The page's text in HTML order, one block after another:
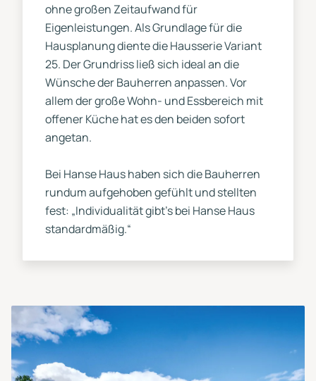
ohne großen Zeitaufwand für
Eigenleistungen. Als Grundlage für die
Hausplanung diente die Hausserie Variant
25. Der Grundriss ließ sich ideal an die
Wünsche der Bauherren anpassen. Vor
allem der große Wohn- und Essbereich mit
offener Küche hat es den beiden sofort
angetan.
Bei Hanse Haus haben sich die Bauherren
rundum aufgehoben gefühlt und stellten
fest: „Individualität gibt’s bei Hanse Haus
standardmäßig.“